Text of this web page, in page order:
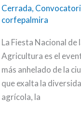
Cerrada,
corfepalmira
La Fiesta Nacional de
Agricultura es el
más anhelado de la
que exalta la
agrícola, la